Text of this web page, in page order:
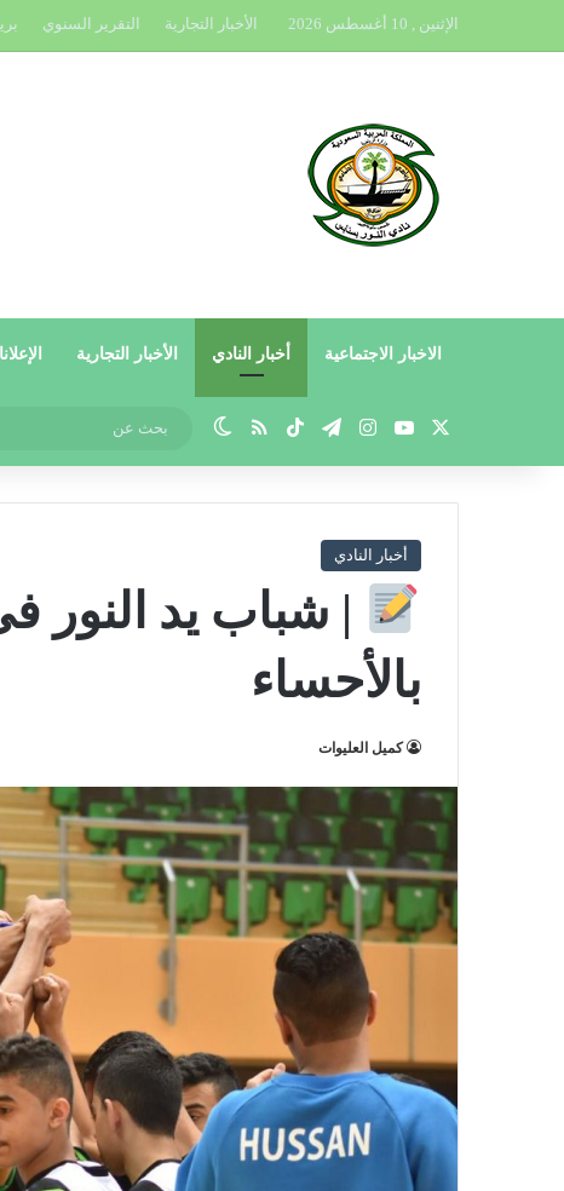
الإثنين , 10 أغسطس 2026 الأخبار التجارية التقرير السنوي
الاخبار الاجتماعية أخبار النادي الأخبار التجارية
يوتيوبانستقرام
تيلقرام‫TikTokملخص الموقع RSS
الوضع المظلم
أخبار النادي
| شباب يد النور
بالأحساء
كميل العليوات